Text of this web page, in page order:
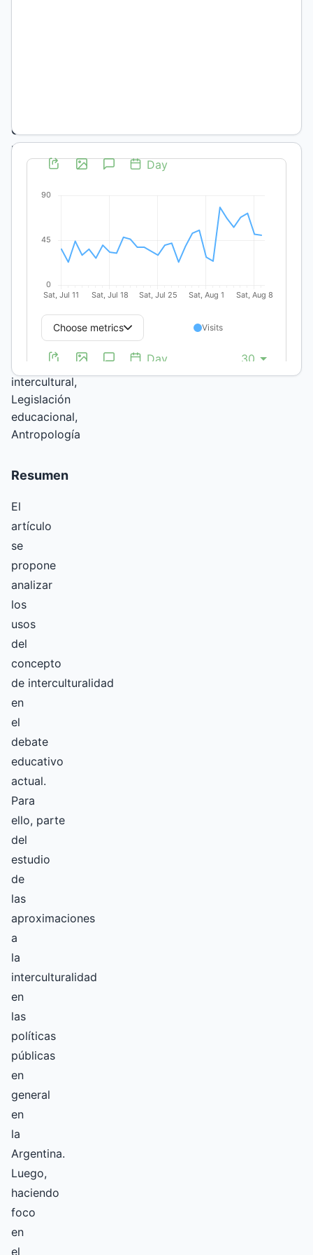
García
Palacios
Carolina
Noelia
Palabras
Población
Educación
intercultural,
Legislación
educacional,
Antropología
Resumen
El
artículo
se
propone
analizar
los
usos
del
concepto
de interculturalidad
en
el
debate
educativo
actual.
Para
ello, parte
del
estudio
de
las
aproximaciones
a
la
interculturalidad
en
las
políticas
públicas
en
general
en
la
Argentina.
Luego,
haciendo
foco
en
el